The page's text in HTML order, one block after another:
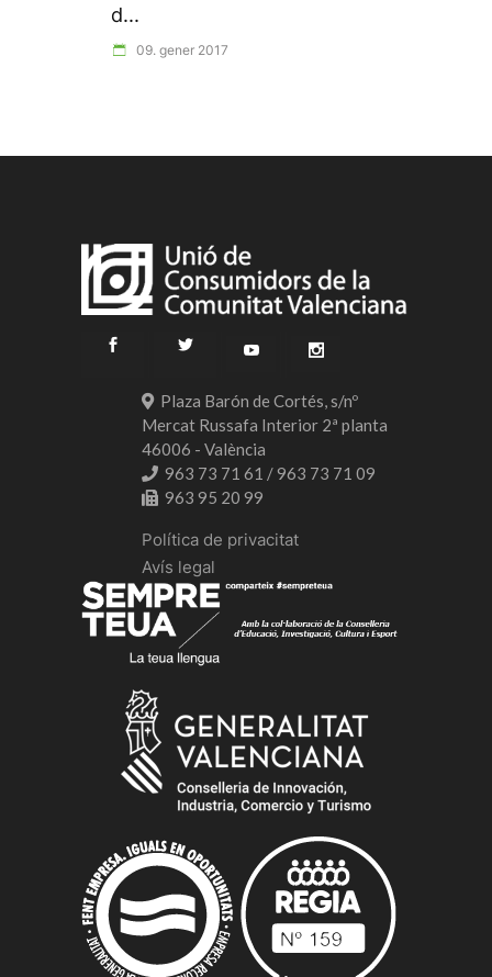
d...
09. gener 2017
Plaza Barón de Cortés, s/nº
Mercat Russafa Interior 2ª planta
46006 - València
963 73 71 61 / 963 73 71 09
963 95 20 99
Política de privacitat
Avís legal